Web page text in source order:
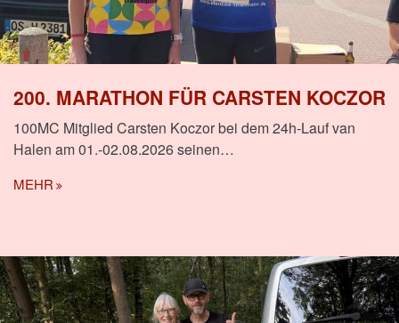
200. MARATHON FÜR CARSTEN KOCZOR
100MC Mitglied Carsten Koczor bei dem 24h-Lauf van
Halen am 01.-02.08.2026 seinen…
MEHR